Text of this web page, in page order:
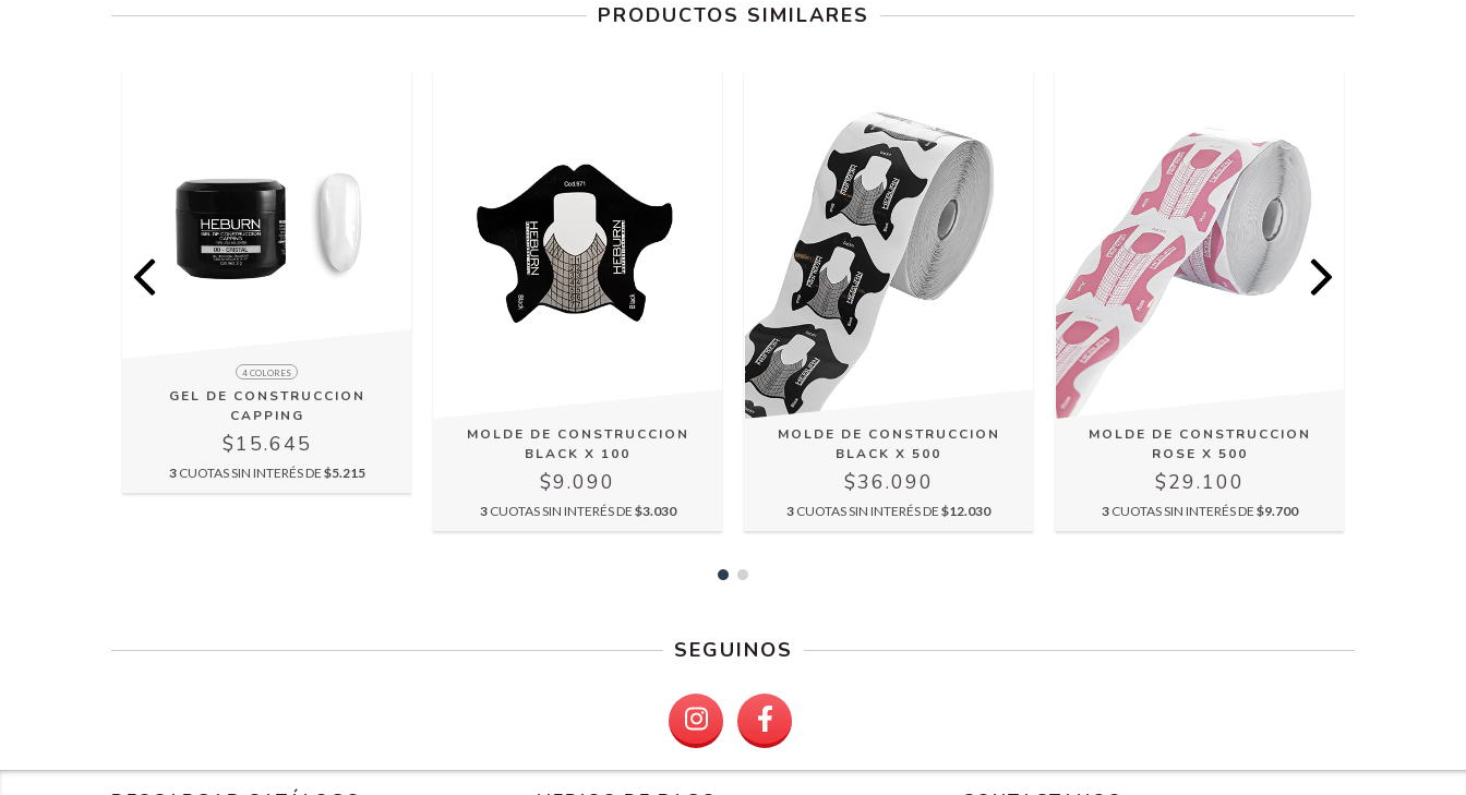
PRODUCTOS SIMILARES
4 COLORES
GEL DE CONSTRUCCION
CAPPING
$15.645
3 CUOTAS SIN INTERÉS DE $5.215
MOLDE DE CONSTRUCCION
BLACK X 100
$9.090
3 CUOTAS SIN INTERÉS DE $3.030
MOLDE DE CONSTRUCCION
BLACK X 500
$36.090
3 CUOTAS SIN INTERÉS DE $12.030
MOLDE DE CONSTRUCCION
ROSE X 500
$29.100
3 CUOTAS SIN INTERÉS DE $9.700
SEGUINOS